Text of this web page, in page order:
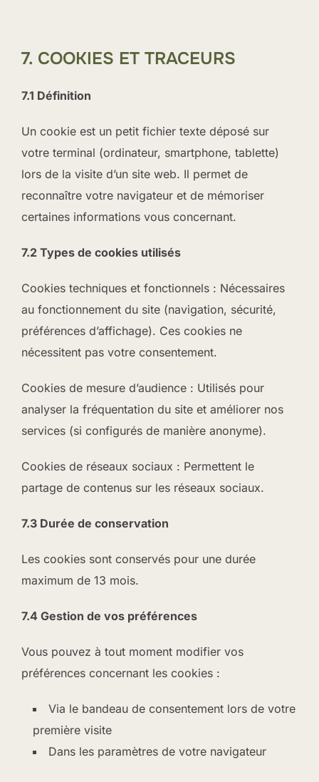
7. COOKIES ET TRACEURS
7.1 Définition
Un cookie est un petit fichier texte déposé sur
votre terminal (ordinateur, smartphone, tablette)
lors de la visite d’un site web. Il permet de
reconnaître votre navigateur et de mémoriser
certaines informations vous concernant.
7.2 Types de cookies utilisés
Cookies techniques et fonctionnels : Nécessaires
au fonctionnement du site (navigation, sécurité,
préférences d’affichage). Ces cookies ne
nécessitent pas votre consentement.
Cookies de mesure d’audience : Utilisés pour
analyser la fréquentation du site et améliorer nos
services (si configurés de manière anonyme).
Cookies de réseaux sociaux : Permettent le
partage de contenus sur les réseaux sociaux.
7.3 Durée de conservation
Les cookies sont conservés pour une durée
maximum de 13 mois.
7.4 Gestion de vos préférences
Vous pouvez à tout moment modifier vos
préférences concernant les cookies :
Via le bandeau de consentement lors de votre
première visite
Dans les paramètres de votre navigateur